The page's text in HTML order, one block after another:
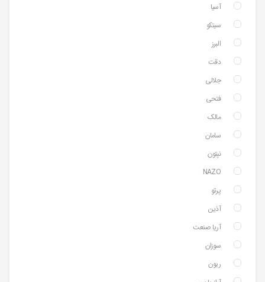
آسیا
سیتکو
البرز
دقت
جلالی
فتحی
مالک
سامان
نپتون
NAZO
پرتو
آذین
آریا صنعت
سوزان
ریون